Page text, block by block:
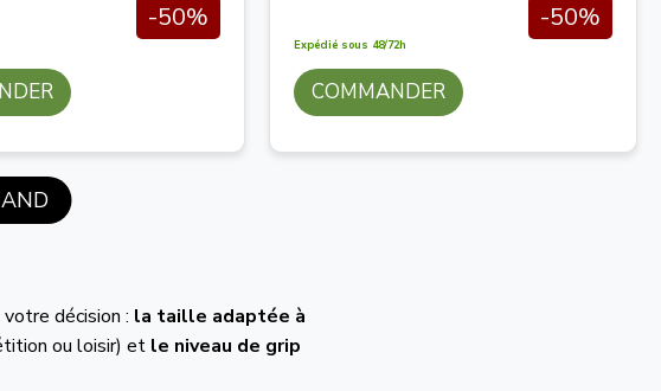
-50% -50%
Expédié sous 48/72h
COMMANDER
décision : la taille adaptée à
ou loisir) et le niveau de grip